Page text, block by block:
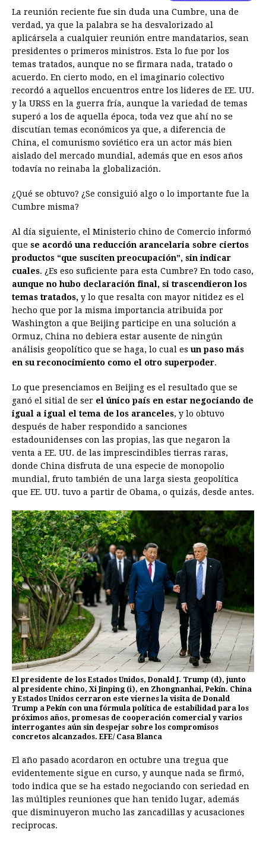
La reunión reciente fue sin duda una Cumbre, una de
verdad, ya que la palabra se ha desvalorizado al
aplicársela a cualquier reunión entre mandatarios, sean
presidentes o primeros ministros. Esta lo fue por los
temas tratados, aunque no se firmara nada, tratado o
acuerdo. En cierto modo, en el imaginario colectivo
recordó a aquellos encuentros entre los lideres de EE. UU.
y la URSS en la guerra fría, aunque la variedad de temas
superó a los de aquella época, toda vez que ahí no se
discutían temas económicos ya que, a diferencia de
China, el comunismo soviético era un actor más bien
aislado del mercado mundial, además que en esos años
todavía no reinaba la globalización.
¿Qué se obtuvo? ¿Se consiguió algo o lo importante fue la
Cumbre misma?
Al día siguiente, el Ministerio chino de Comercio informó
que se acordó una reducción arancelaria sobre ciertos
productos “que susciten preocupación”, sin indicar
cuales. ¿Es eso suficiente para esta Cumbre? En todo caso,
aunque no hubo declaración final, si trascendieron los
temas tratados, y lo que resalta con mayor nitidez es el
hecho que por la misma importancia atribuida por
Washington a que Beijing participe en una solución a
Ormuz, China no debiera estar ausente de ningún
análisis geopolítico que se haga, lo cual es un paso más
en su reconocimiento como el otro superpoder.
Lo que presenciamos en Beijing es el resultado que se
ganó el sitial de ser el único país en estar negociando de
igual a igual el tema de los aranceles, y lo obtuvo
después de haber respondido a sanciones
estadounidenses con las propias, las que negaron la
venta a EE. UU. de las imprescindibles tierras raras,
donde China disfruta de una especie de monopolio
mundial, fruto también de una larga siesta geopolítica
que EE. UU. tuvo a partir de Obama, o quizás, desde antes.
El presidente de los Estados Unidos, Donald J. Trump (d), junto
al presidente chino, Xi Jinping (i), en Zhongnanhai, Pekín. China
y Estados Unidos cerraron este viernes la visita de Donald
Trump a Pekín con una fórmula política de estabilidad para los
próximos años, promesas de cooperación comercial y varios
interrogantes aún sin despejar sobre los compromisos
concretos alcanzados. EFE/ Casa Blanca
El año pasado acordaron en octubre una tregua que
evidentemente sigue en curso, y aunque nada se firmó,
todo indica que se ha estado negociando con seriedad en
las múltiples reuniones que han tenido lugar, además
que disminuyeron mucho las zancadillas y acusaciones
reciprocas.